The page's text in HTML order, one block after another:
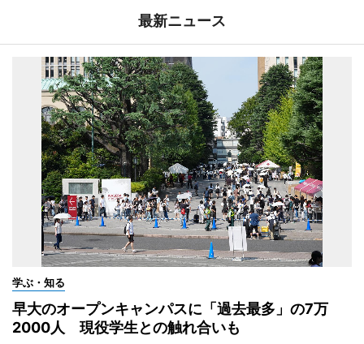
最新ニュース
学ぶ・知る
早大のオープンキャンパスに「過去最多」の7万
2000人 現役学生との触れ合いも